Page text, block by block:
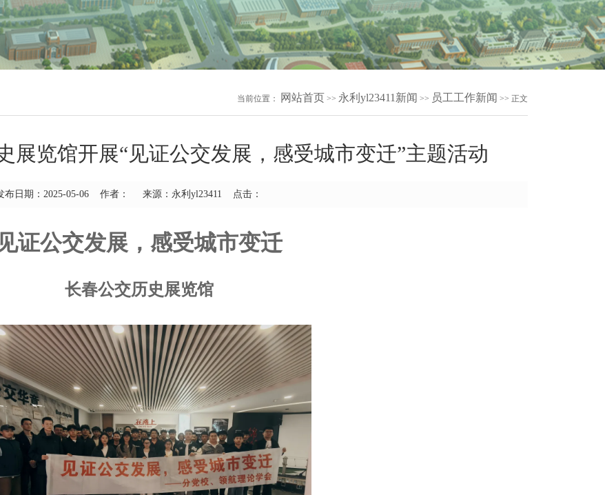
当前位置： 网站首页 >> 永利yl23411新闻 >> 员工工作新闻 >> 正文
展览馆开展“见证公交发展，感受城市变迁”主题活动
布日期：2025-05-06 作者： 来源：永利yl23411 点击：
见证公交发展，感受城市变迁
长春公交历史展览馆